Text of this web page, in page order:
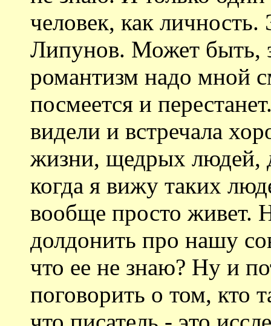
человек, как
Липунов. Может быть,
романтизм надо мной
посмеется и
видели и встречала
жизни, щедрых людей,
когда я вижу таких
вообще просто живет.
долдонить про нашу
что ее не знаю? Ну и
поговорить о том, кто